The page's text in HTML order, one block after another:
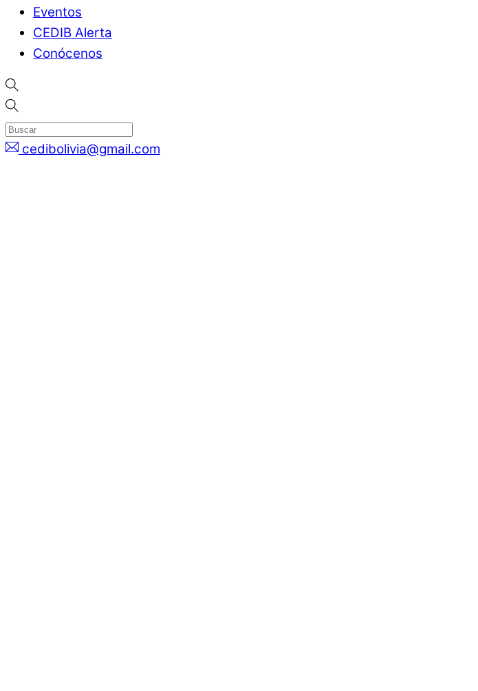
Eventos
CEDIB Alerta
Conócenos
cedibolivia@gmail.com